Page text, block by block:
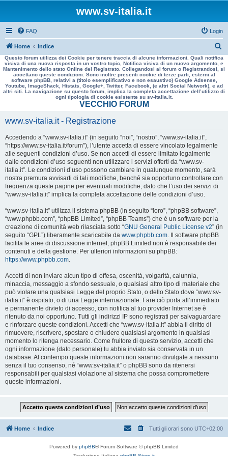
www.sv-italia.it
FAQ Login
Home Indice
e
r
a
Questo forum utilizza dei Cookie per tenere traccia di alcune informazioni. Quali notifica
visiva di una nuova risposta in un vostro topic, Notifica visiva di un nuovo argomento, e
Mantenimento dello stato Online del Registrato. Collegandosi al forum o Registrandosi, si
accettano queste condizioni. Sono inoltre presenti cookie di terze parti, esterni al
software phpBB, relativi a (titolo esemplificativo e non esaustivo) Google Adsense,
Youtube, ImageShack, Histats, Google+, Twitter, Facebook, (e altri Social Network), e ad
altri siti. La navigazione su questo forum, implica la completa accettazione dell’utilizzo di
ogni tipologia di cookie esistente su sv-italia.it.
VECCHIO FORUM
www.sv-italia.it - Registrazione
Accedendo a “www.sv-italia.it” (in seguito “noi”, “nostro”, “www.sv-italia.it”,
“https://www.sv-italia.it/forum”), l’utente accetta di essere vincolato legalmente
alle seguenti condizioni d’uso. Se non accetti di essere limitato legalmente
dalle condizioni d’uso seguenti non utilizzare i servizi offerti da “www.sv-
italia.it”. Le condizioni d’uso possono cambiare in qualunque momento, sarà
nostra premura avvisarti di tali modifiche, benché sia opportuno controllare con
frequenza queste pagine per eventuali modifiche, dato che l’uso dei servizi di
“www.sv-italia.it” implica la completa accettazione delle condizioni d’uso.
“www.sv-italia.it” utilizza il sistema phpBB (in seguito “loro”, “phpBB software”,
“www.phpbb.com”, “phpBB Limited”, “phpBB Teams”) che è un software per la
creazione di comunità web rilasciata sotto “GNU General Public License v2” (in
seguito “GPL”) liberamente scaricabile da www.phpbb.com. Il software phpBB
facilita le aree di discussione internet; phpBB Limited non è responsabile dei
contenuti e della gestione. Per ulteriori informazioni su phpBB:
https://www.phpbb.com.
Accetti di non inviare alcun tipo di offesa, oscenità, volgarità, calunnia,
minaccia, messaggio a sfondo sessuale, o qualsiasi altro tipo di materiale che
può violare una qualsiasi Legge del proprio Stato, o dello Stato dove “www.sv-
italia.it” è ospitato, o di una Legge internazionale. Fare ciò porta all’immediato
e permanente divieto di accesso, con notifica al tuo provider Internet se è
ritenuto da noi opportuno. Tutti gli indirizzi IP sono registrati per salvaguardare
e rinforzare queste condizioni. Accetti che “www.sv-italia.it” abbia il diritto di
rimuovere, riscrivere, spostare o chiudere qualsiasi argomento in qualsiasi
momento lo ritenga necessario. Come fruitore di questo servizio, accetti che
ogni informazione (dato personale) tu abbia inviato sia conservata in un
database. Al contempo queste informazioni non saranno divulgate a nessuno
senza il tuo consenso, né “www.sv-italia.it” o phpBB sono da ritenersi
responsabili per qualsiasi violazione al sistema che possa compromettere
queste informazioni.
Home Indice Tutti gli orari sono UTC+02:00
Powered by phpBB® Forum Software © phpBB Limited